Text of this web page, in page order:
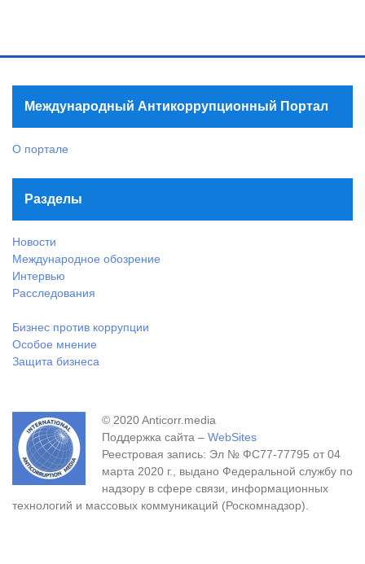
Международный Антикоррупционный Портал
О портале
Разделы
Новости
Международное обозрение
Интервью
Расследования
Бизнес против коррупции
Особое мнение
Защита бизнеса
© 2020 Anticorr.media
Поддержка сайта – WebSites
Реестровая запись: Эл № ФС77-77795 от 04
марта 2020 г., выдано Федеральной службу по
надзору в сфере связи, информационных
технологий и массовых коммуникаций (Роскомнадзор).